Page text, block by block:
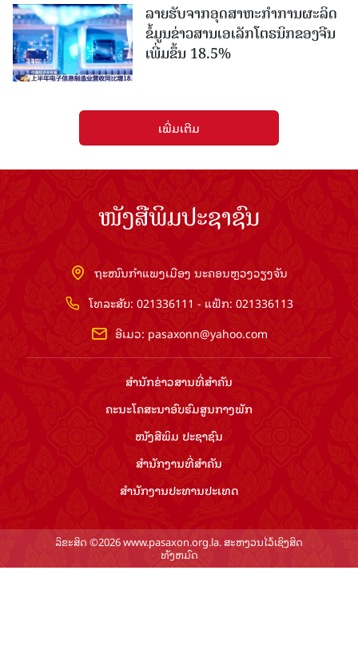
ລາຍ​ຮັບ​ຈາກ​ອຸດ​ສາ​ຫະ​ກຳ​ການ​ຜະ​ລິດ​
ຂໍ້ມູນຂ່າວສານ​ເອ​ເລັກ​ໂຕ​ຣ​ນິກ​ຂອງ​ຈີນ​ ​
ເພີ່ມຂຶ້ນ 18.5%
ເພີ່ມເຕີມ
ໜັງສືພິມປະຊາຊົນ
ຖະໜົນກຳແພງເມືອງ ນະຄອນຫຼວງວຽງຈັນ
ໂທລະສັບ: 021336111 - ແຟັກ: 021336113
ອີເມວ: pasaxonn@yahoo.com
ສຳ​ນັກ​ຂ່າວ​ສານ​ທີ່​ສຳ​ຄັນ​
ຄະນະໂຄສະນາອົບຮົມ​ສູນ​ກາງ​ພັກ
ໜັງສືພິມ ປະ​ຊາ​ຊົນ
ສຳ​ນັກ​ງານ​ທີ່​ສຳ​ຄັນ
ສຳ​ນັກ​ງານ​ປະ​ທານ​ປະ​ເທດ
ລິຂະສິດ ©2026 www.pasaxon.org.la. ສະຫງວນໄວ້ເຊິງສິດ
ທັງຫມົດ